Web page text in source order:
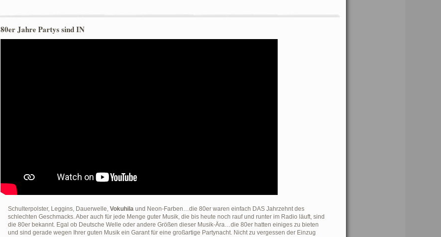
80er Jahre Partys sind IN
Schulterpolster, Leggins, Dauerwelle, Vokuhila und Neon-Farben…die 80er waren einfach DAS Jahrzehnt des
schlechten Geschmacks. Aber auch für jede Menge guter Musik, die bis heute noch rauf und runter im Radio läuft, sind
die 80er bekannt. Egal ob Deutsche Welle oder andere Größen dieser Musik-Ära…die 80er hatten einiges zu bieten
und sind gerade wegen Ihrer guten Musik ein Garant für eine großartige Partynacht. Nicht zu vergessen der Einzug